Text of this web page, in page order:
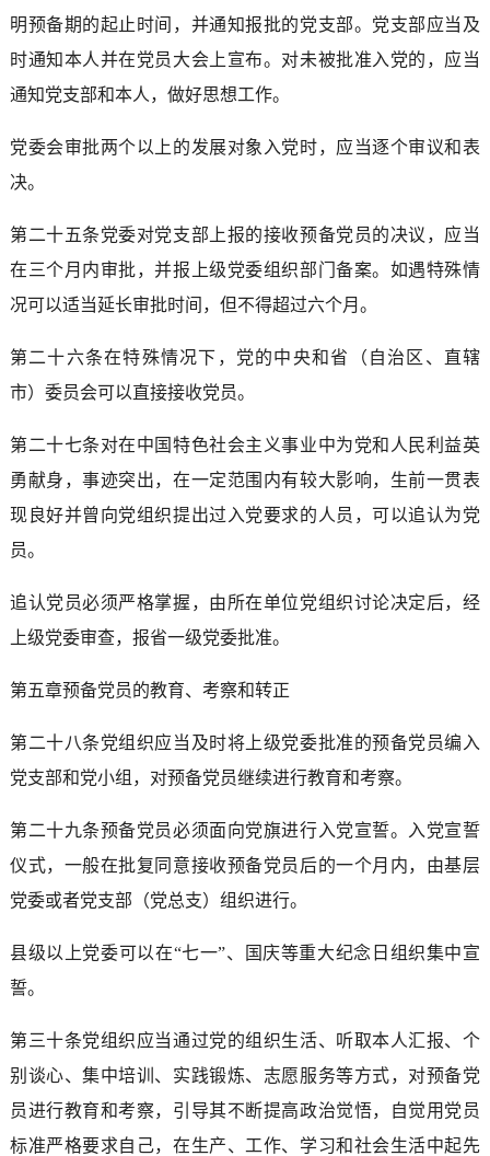
明预备期的起止时间，并通知报批的党支部。党支部应当及
时通知本人并在党员大会上宣布。对未被批准入党的，应当
通知党支部和本人，做好思想工作。
党委会审批两个以上的发展对象入党时，应当逐个审议和表
决。
第二十五条党委对党支部上报的接收预备党员的决议，应当
在三个月内审批，并报上级党委组织部门备案。如遇特殊情
况可以适当延长审批时间，但不得超过六个月。
第二十六条在特殊情况下，党的中央和省（自治区、直辖
市）委员会可以直接接收党员。
第二十七条对在中国特色社会主义事业中为党和人民利益英
勇献身，事迹突出，在一定范围内有较大影响，生前一贯表
现良好并曾向党组织提出过入党要求的人员，可以追认为党
员。
追认党员必须严格掌握，由所在单位党组织讨论决定后，经
上级党委审查，报省一级党委批准。
第五章预备党员的教育、考察和转正
第二十八条党组织应当及时将上级党委批准的预备党员编入
党支部和党小组，对预备党员继续进行教育和考察。
第二十九条预备党员必须面向党旗进行入党宣誓。入党宣誓
仪式，一般在批复同意接收预备党员后的一个月内，由基层
党委或者党支部（党总支）组织进行。
县级以上党委可以在“七一”、国庆等重大纪念日组织集中宣
誓。
第三十条党组织应当通过党的组织生活、听取本人汇报、个
别谈心、集中培训、实践锻炼、志愿服务等方式，对预备党
员进行教育和考察，引导其不断提高政治觉悟，自觉用党员
标准严格要求自己，在生产、工作、学习和社会生活中起先